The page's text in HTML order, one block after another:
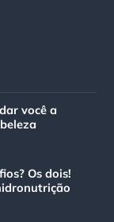
você a
Os dois!